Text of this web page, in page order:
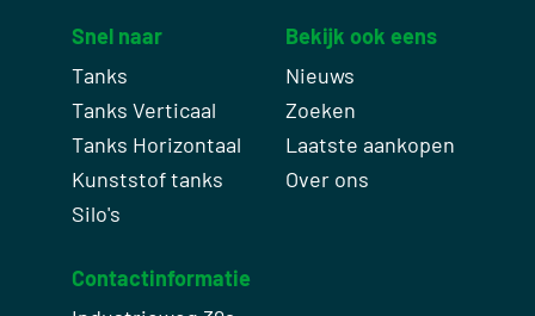
Snel naar
Tanks
Tanks Verticaal
Tanks Horizontaal
Kunststof tanks
Silo's
Bekijk ook eens
Nieuws
Zoeken
Laatste aankopen
Over ons
Contactinformatie